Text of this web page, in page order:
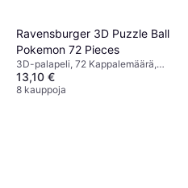
Ravensburger 3D Puzzle Ball
Pokemon 72 Pieces
3D-palapeli, 72 Kappalemäärä,
13x13cm
13,10 €
8 kauppoja